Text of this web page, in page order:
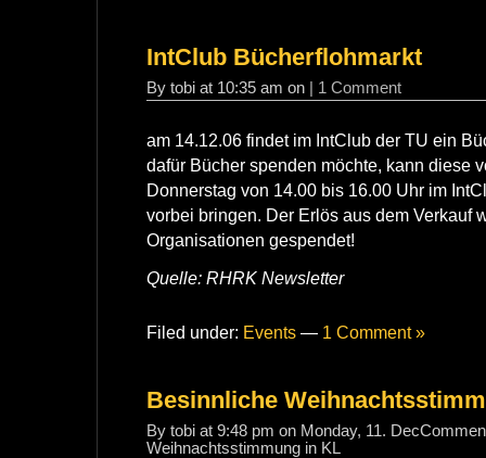
IntClub Bücherflohmarkt
By tobi at 10:35 am on | 1 Comment
am 14.12.06 findet im IntClub der TU ein
dafür Bücher spenden möchte, kann diese
Donnerstag von 14.00 bis 16.00 Uhr im
vorbei bringen. Der Erlös aus dem Verkauf
Organisationen gespendet!
Quelle: RHRK Newsletter
Filed under: Events — 1 Comment »
Besinnliche
By tobi at 9:48 pm on Monday, 11. Dec
Weihnachtsstimmung in KL